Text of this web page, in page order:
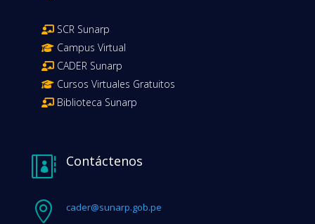
SCR Sunarp
Campus Virtual
CADER Sunarp
Cursos Virtuales Gratuitos
Biblioteca Sunarp
 Contáctenos
 cader@sunarp.gob.pe